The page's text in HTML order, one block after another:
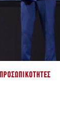
ΠΡΟΣΩΠΙΚΌΤΗΤΕΣ